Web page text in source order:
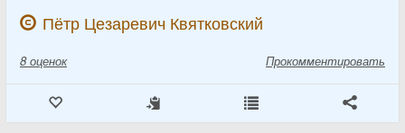
Пётр Цезаревич Квятковский
8 оценок Прокомментировать